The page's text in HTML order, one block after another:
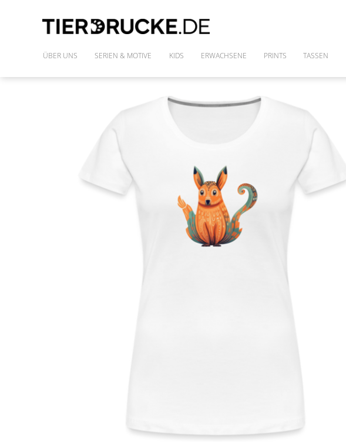
ÜBER UNS SERIEN & MOTIVE
IM WILDEN WALD
DIE FREUNDE DES PHARAO
IM LAND DER DINOSAURIER
ALLE MOTIVE
KIDS ERWACHSENE
SHIRTS
FRAUENSHIRTS
PRINTS TASSEN